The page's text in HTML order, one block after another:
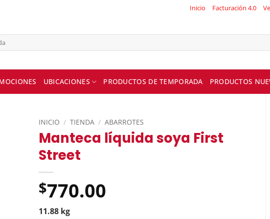
Inicio Facturación 4.0
UBICACIONES PRODUCTOS DE TEMPORADA PRODUCTOS
INICIO / TIENDA / ABARROTES
Manteca líquida soya First
Street
$770.00
11.88 kg